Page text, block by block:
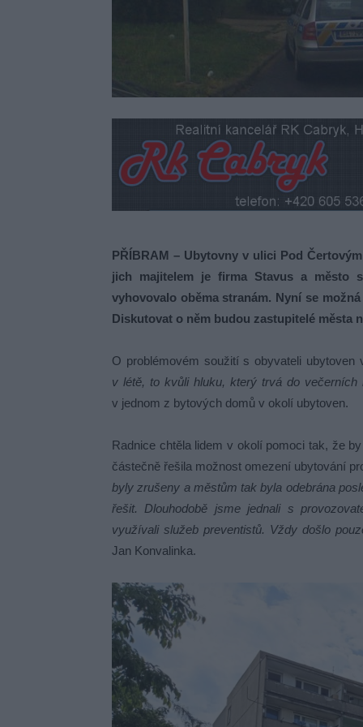
PŘÍBRAM – Ubytovny v ulici Pod
jich majitelem je firma Stavus a město
vyhovovalo oběma stranám. Nyní se
Diskutovat o něm budou zastupitelé města
O problémovém soužití s obyvateli
v létě, to kvůli hluku, který trvá do večerních
v jednom z bytových domů v okolí ubytoven.
Radnice chtěla lidem v okolí pomoci tak, že
částečně řešila možnost omezení ubytování
byly zrušeny a městům tak byla odebrána
řešit. Dlouhodobě jsme jednali s
využívali služeb preventistů. Vždy došlo
Jan Konvalinka.